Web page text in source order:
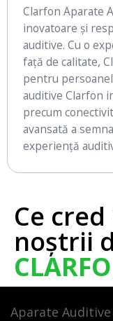
Clarfon Aparate
inovatoare și
auditive. Cu o
față de calitate,
pentru
auditive Clarfon
precum
avansată a
experiență
Ce
noștrii
Aparate